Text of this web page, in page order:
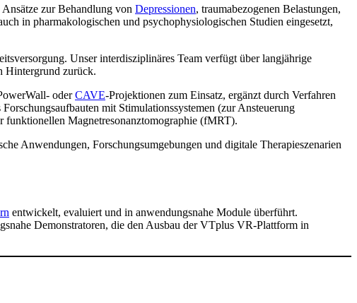
Ansätze zur Behandlung von Depressionen, traumabezogenen Belastungen,
in pharmakologischen und psychophysiologischen Studien eingesetzt,
Unser interdisziplinäres Team verfügt über langjährige
Hintergrund zurück.
oderCAVE-Projektionen zum Einsatz, ergänzt durch Verfahren
mit Stimulationssystemen (zur Ansteuerung
funktionellen Magnetresonanztomographie (fMRT).
Anwendungen, Forschungsumgebungen und digitale Therapieszenarien
entwickelt, evaluiert und in anwendungsnahe Module überführt.
Demonstratoren, die den Ausbau der VTplus VR-Plattform in